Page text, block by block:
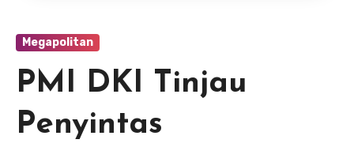
Megapolitan
PMI DKI Tinjau
Penyintas